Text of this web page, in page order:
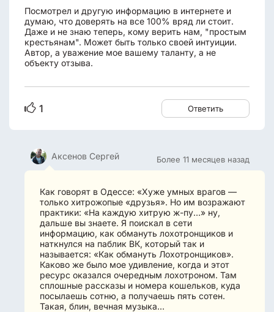
Посмотрел и другую информацию в интернете и
думаю, что доверять на все 100% вряд ли стоит.
Даже и не знаю теперь, кому верить нам, "простым
крестьянам". Может быть только своей интуиции.
Автор, а уважение мое вашему таланту, а не
объекту отзыва.
1 Ответить
Более 11 месяцев назад
Аксенов Сергей
Как говорят в Одессе: «Хуже умных врагов —
только хитрожопые «друзья». Но им возражают
практики: «На каждую хитрую ж-пу…» ну,
дальше вы знаете. Я поискал в сети
информацию, как обмануть лохотронщиков и
наткнулся на паблик ВК, который так и
называется: «Как обмануть Лохотронщиков».
Каково же было мое удивление, когда и этот
ресурс оказался очередным лохотроном. Там
сплошные рассказы и номера кошельков, куда
посылаешь сотню, а получаешь пять сотен.
Такая, блин, вечная музыка…